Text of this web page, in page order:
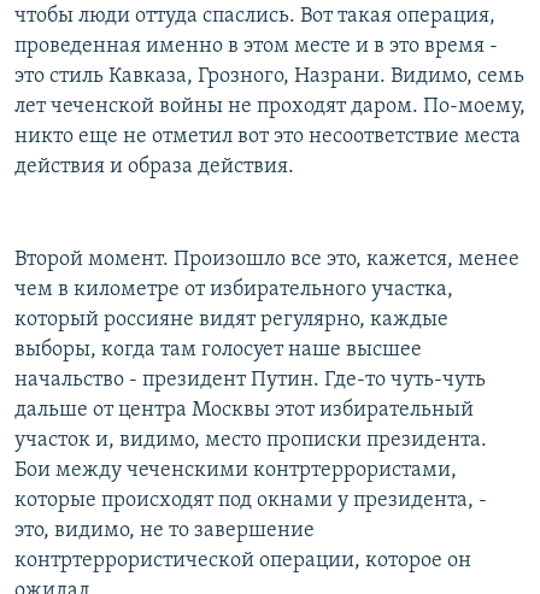
чтобы люди оттуда спаслись. Вот такая операция,
проведенная именно в этом месте и в это время -
это стиль Кавказа, Грозного, Назрани. Видимо, семь
лет чеченской войны не проходят даром. По-моему,
никто еще не отметил вот это несоответствие места
действия и образа действия.
Второй момент. Произошло все это, кажется, менее
чем в километре от избирательного участка,
который россияне видят регулярно, каждые
выборы, когда там голосует наше высшее
начальство - президент Путин. Где-то чуть-чуть
дальше от центра Москвы этот избирательный
участок и, видимо, место прописки президента.
Бои между чеченскими контртеррористами,
которые происходят под окнами у президента, -
это, видимо, не то завершение
контртеррористической операции, которое он